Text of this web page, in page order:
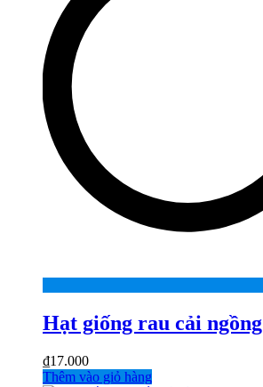
Hạt giống rau cải ngồng
₫17.000
Thêm vào giỏ hàng